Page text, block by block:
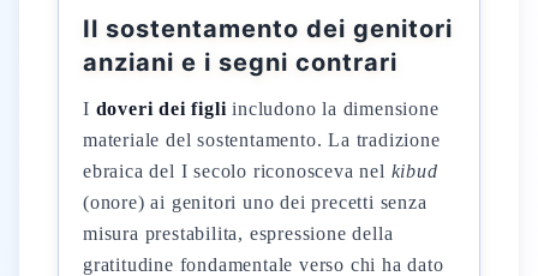
Il sostentamento dei genitori
anziani e i segni contrari
I doveri dei figli includono la dimensione
materiale del sostentamento. La tradizione
ebraica del I secolo riconosceva nel kibud
(onore) ai genitori uno dei precetti senza
misura prestabilita, espressione della
gratitudine fondamentale verso chi ha dato